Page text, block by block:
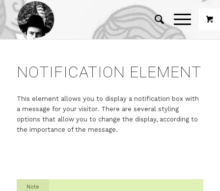
NOTIFICATION ELEMENT
This element allows you to display a notification box with
a message for your visitor. There are several styling
options that allow you to change the display, according to
the importance of the message.
Note